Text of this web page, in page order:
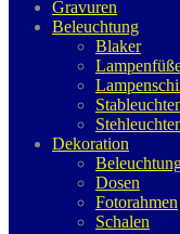
Gravuren
Beleuchtung
Blaker
Dekoration
Dosen
Fotorahmen
Schalen